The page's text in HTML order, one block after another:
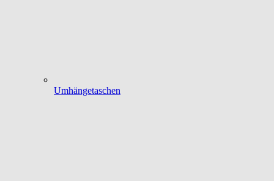
Umhängetaschen